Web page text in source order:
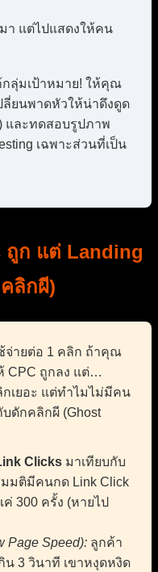
า แต่ไปแสดงให้คน
กลุ่มเป้าหมาย! ให้คุณ
ลี่ยนพาดหัวให้น่าดึงดูด
และทดสอบรูปภาพ
เฉพาะส่วนที่เป็น
ถูก แต่ Landing
ลิกผี)
จ่ายต่อ 1 คลิก ถ้าคุณ
CPC ถูกลง แต่…
เยอะ แต่ทำไมไม่มีคน
บดักคลิกผี (Ghost
Clicks มาเทียบกับ
มติมีคนกด Link Click
300 ครั้ง (หายไป
Page Speed): ลูกค้า
น 3 วินาที เขาหงุดหงิด